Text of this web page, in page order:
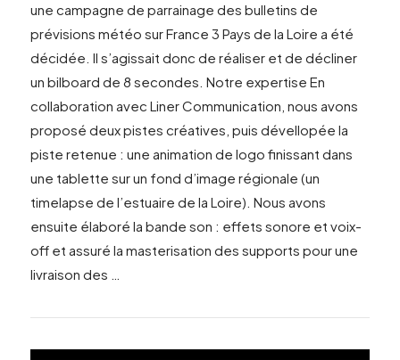
VIEW POST
une campagne de parrainage des bulletins de
prévisions météo sur France 3 Pays de la Loire a été
décidée. Il s’agissait donc de réaliser et de décliner
un bilboard de 8 secondes. Notre expertise En
collaboration avec Liner Communication, nous avons
proposé deux pistes créatives, puis dévellopée la
piste retenue : une animation de logo finissant dans
une tablette sur un fond d’image régionale (un
timelapse de l’estuaire de la Loire). Nous avons
ensuite élaboré la bande son : effets sonore et voix-
off et assuré la masterisation des supports pour une
livraison des …